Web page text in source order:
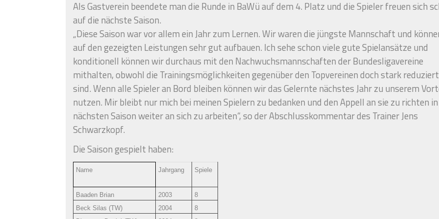
Als Gastverein beendete man die Runde in BaWü auf dem 4. Platz und die Spieler freuen sich
auf die nächste Saison.
„Diese Saison war vor allem ein Jahr zum Lernen. Wir waren die jüngste Mannschaft und
auf den gezeigten Leistungen sehr gut aufbauen. Ich sehe schon viele gute Spielansätze und
konditionell können wir durchaus mit den Nachwuchsmannschaften der Bundesligavereine
mithalten, obwohl die Trainingsmöglichkeiten gegenüber den Topvereinen doch stark reduziert
sind. Wenn alle Spieler an Bord bleiben können wir das Gelernte nächstes Jahr zu unserem
nutzen. Mir bleibt nur mich bei meinen Spielern zu bedanken und den Appell an sie zu richten
nächsten Saison weiter an sich zu arbeiten“, so der Abschlusskommentar des Trainer Jens
Schwarzkopf.
Die Saison gespielt haben:
Name Jahrgang Spiele
Baaden Brian 2003
8
Beck Silas (TW)
2004
8